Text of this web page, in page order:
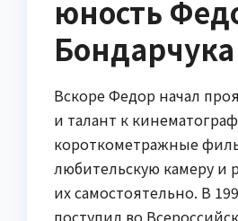
юность
Бондарчука
Вскоре Федор начал
и талант к
короткометражные
любительскую камеру и
их самостоятельно. В
поступил во